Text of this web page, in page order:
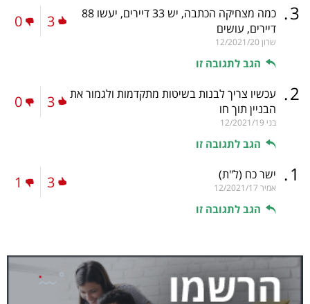
3
.
כמה מצחיקה הכתבה, יש 33 דיירים, יעשו 88
דיירים, עושים
שרון 12/2021/20
הגב לתגובה זו
3
0
2
. עכשיו צריך לבנות בשיטות מתקדמות ולגמור את
הבניין תוך חו
בני 12/2021/19
הגב לתגובה זו
3
0
1
. ישר כח (ל"ת)
אמיר 12/2021/17
הגב לתגובה זו
3
1